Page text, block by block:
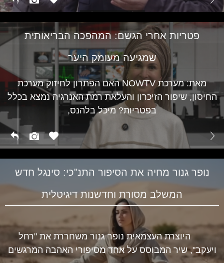
פטריות אחרי הגשם: המהפכה הבריאותית
שמגיעה מעומק היער
מאת: מערכת NOWTV האם הפתרון לחיזוק מערכת
החיסון, שיפור הזיכרון והעלאת רמת האנרגיה נמצא בכלל
בפטריות? מיכל בלהנס,
נופר גנור מחיה את הסיפור התנ"כי: סינגל חדש
המשלב מסורת וחדשנות דיגיטלית
תרבות
היוצרת העצמאית נופר גנור משחררת את "רחל
ויעקב", שיר המבוסס על אחד מסיפורי האהבה המרגשים